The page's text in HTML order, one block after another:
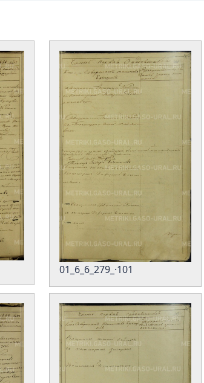
01_6_6_279_·101